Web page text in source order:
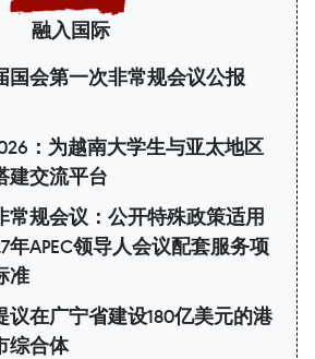
融入国际
国会第一次非常规会议公报
：为越南大学生与亚太地区
建交流平台
常规会议：公开特殊政策适用
年APEC领导人会议配套服务项
准
议在广宁省建设180亿美元的港
综合体